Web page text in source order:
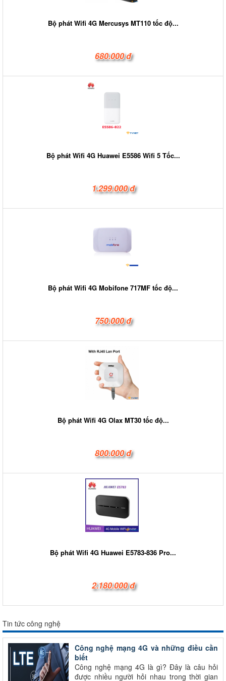
Bộ phát Wifi 4G Mercusys MT110 tốc độ...
680.000 đ
Bộ phát Wifi 4G Huawei E5586 Wifi 5 Tốc...
1.299.000 đ
Bộ phát Wifi 4G Mobifone 717MF tốc độ...
750.000 đ
Bộ phát Wifi 4G Olax MT30 tốc độ...
800.000 đ
Bộ phát Wifi 4G Huawei E5783-836 Pro...
2.180.000 đ
Tin tức công nghệ
Công nghệ mạng 4G và những điều cần
biết
Công nghệ mạng 4G là gì? Đây là câu hỏi
được nhiều người hỏi nhau trong thời gian